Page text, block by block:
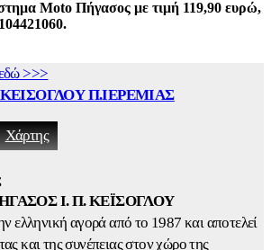
Moto Πήγασος με τιμή 119,90 ευρώ,
>>>
Π.ΙΕΡΕΜΙΑΣ
Χάρτης
Ι. Π. ΚΕΪΣΟΓΛΟΥ
ελληνική αγορά από το 1987 και αποτελεί
και της συνέπειας στον χώρο της